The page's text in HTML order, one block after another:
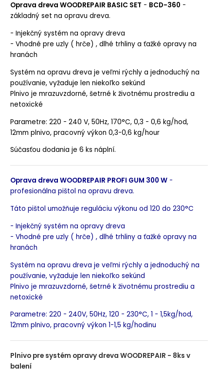
Oprava dreva WOODREPAIR BASIC SET - BCD-360 -
základný set na opravu dreva.
- Injekčný systém na opravy dreva
- Vhodné pre uzly ( hrče) , dlhé trhliny a ťažké opravy na
hranách
Systém na opravu dreva je veľmi rýchly a jednoduchý na
používanie, vyžaduje len niekoľko sekúnd
Plnivo je mrazuvzdorné, šetrné k životnému prostrediu a
netoxické
Parametre: 220 - 240 V, 50Hz, 170°C, 0,3 - 0,6 kg/hod,
12mm plnivo, pracovný výkon 0,3-0,6 kg/hour
Súčasťou dodania je 6 ks náplní.
Oprava dreva WOODREPAIR PROFI GUM 300 W -
profesionálna pištol na opravu dreva.
Táto pištol umožňuje reguláciu výkonu od 120 do 230°C
- Injekčný systém na opravy dreva
- Vhodné pre uzly ( hrče) , dlhé trhliny a ťažké opravy na
hranách
Systém na opravu dreva je veľmi rýchly a jednoduchý na
používanie, vyžaduje len niekoľko sekúnd
Plnivo je mrazuvzdorné, šetrné k životnému prostrediu a
netoxické
Parametre: 220 - 240V, 50Hz, 120 - 230°C, 1 - 1,5kg/hod,
12mm plnivo, pracovný výkon 1-1,5 kg/hodinu
Plnivo pre systém opravy dreva WOODREPAIR - 8ks v
balení